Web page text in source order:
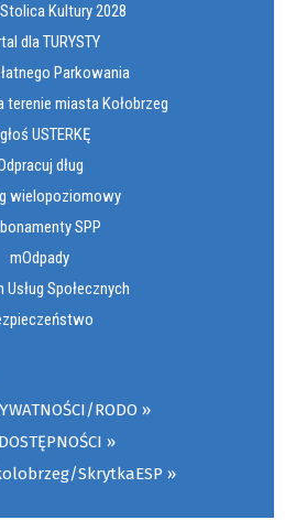
Kultury 2028
dla TURYSTY
Parkowania
terenie miasta Kołobrzeg
USTERKĘ
dług
wielopoziomowy
SPP
mOdpady
Usług Społecznych
RODO
SkrytkaESP